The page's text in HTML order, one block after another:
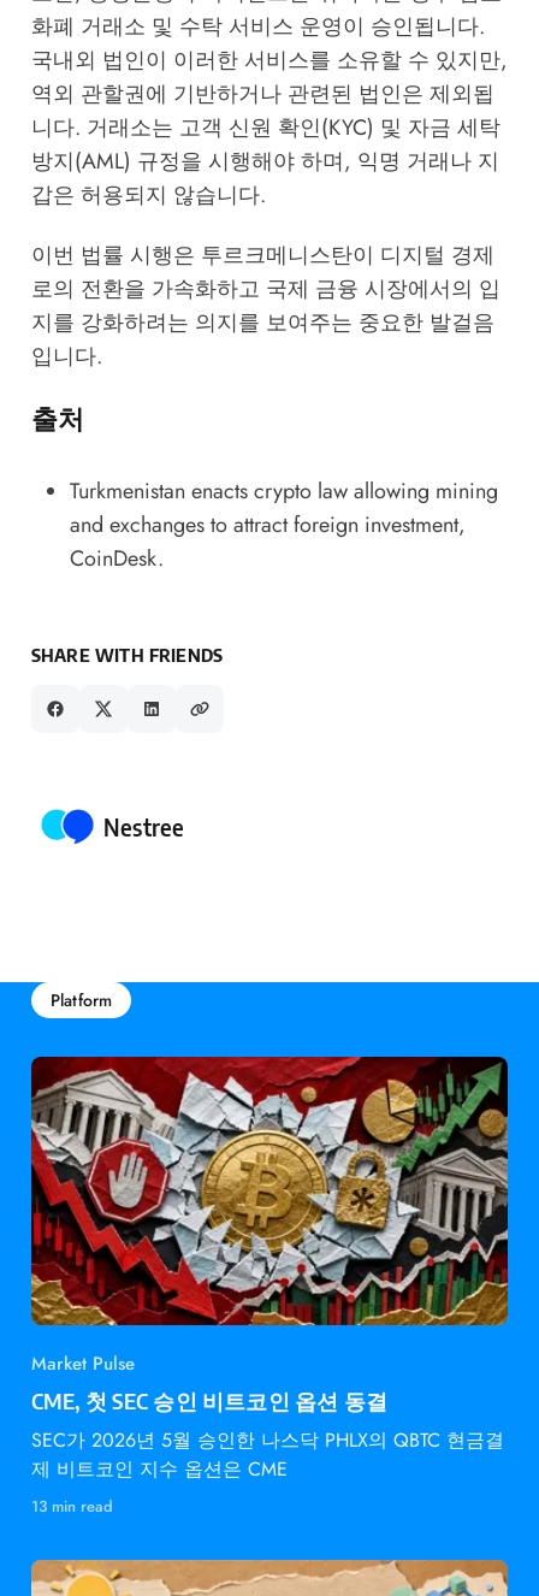
화폐 거래소 및 수탁 서비스 운영이 승인됩니다.
국내외 법인이 이러한 서비스를 소유할 수 있지만,
역외 관할권에 기반하거나 관련된 법인은 제외됩
니다. 거래소는 고객 신원 확인(KYC) 및 자금 세탁
방지(AML) 규정을 시행해야 하며, 익명 거래나 지
갑은 허용되지 않습니다.
이번 법률 시행은 투르크메니스탄이 디지털 경제
로의 전환을 가속화하고 국제 금융 시장에서의 입
지를 강화하려는 의지를 보여주는 중요한 발걸음
입니다.
출처
Turkmenistan enacts crypto law allowing mining
and exchanges to attract foreign investment,
CoinDesk.
SHARE WITH FRIENDS
Posted by
Nestree
Platform
Market Pulse
CME, 첫 SEC 승인 비트코인 옵션 동결
SEC가 2026년 5월 승인한 나스닥 PHLX의 QBTC 현금결
제 비트코인 지수 옵션은 CME
13 min read